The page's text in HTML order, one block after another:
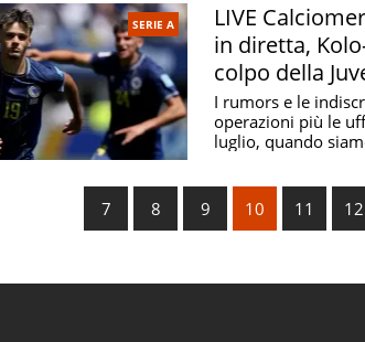
SERIE A
LIVE
in diretta,
colpo della
con l'Inter
I rumors e le
operazioni più le
luglio, quando
7 8 9 10 11 12